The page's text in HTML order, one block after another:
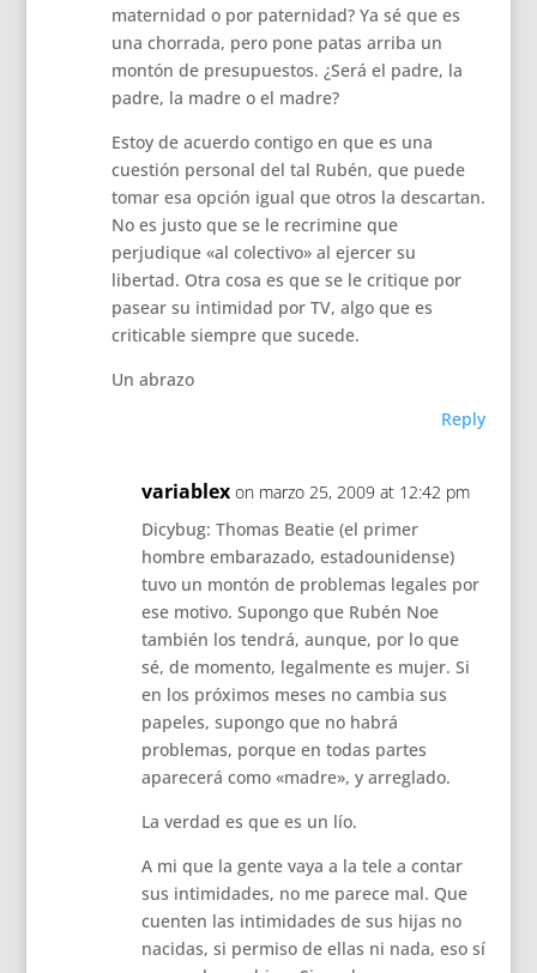
maternidad o por paternidad? Ya sé que es
una chorrada, pero pone patas arriba un
montón de presupuestos. ¿Será el padre, la
padre, la madre o el madre?
Estoy de acuerdo contigo en que es una
cuestión personal del tal Rubén, que puede
tomar esa opción igual que otros la descartan.
No es justo que se le recrimine que
perjudique «al colectivo» al ejercer su
libertad. Otra cosa es que se le critique por
pasear su intimidad por TV, algo que es
criticable siempre que sucede.
Un abrazo
Reply
variablex on marzo 25, 2009 at 12:42 pm
Dicybug: Thomas Beatie (el primer
hombre embarazado, estadounidense)
tuvo un montón de problemas legales por
ese motivo. Supongo que Rubén Noe
también los tendrá, aunque, por lo que
sé, de momento, legalmente es mujer. Si
en los próximos meses no cambia sus
papeles, supongo que no habrá
problemas, porque en todas partes
aparecerá como «madre», y arreglado.
La verdad es que es un lío.
A mi que la gente vaya a la tele a contar
sus intimidades, no me parece mal. Que
cuenten las intimidades de sus hijas no
nacidas, si permiso de ellas ni nada, eso sí